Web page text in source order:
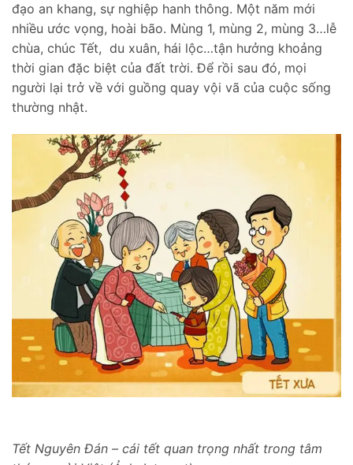
đạo an khang, sự nghiệp hanh thông. Một năm mới
nhiều ước vọng, hoài bão. Mùng 1, mùng 2, mùng 3…lễ
chùa, chúc Tết, du xuân, hái lộc…tận hưởng khoảng
thời gian đặc biệt của đất trời. Để rồi sau đó, mọi
người lại trở về với guồng quay vội vã của cuộc sống
thường nhật.
Tết Nguyên Đán – cái tết quan trọng nhất trong tâm